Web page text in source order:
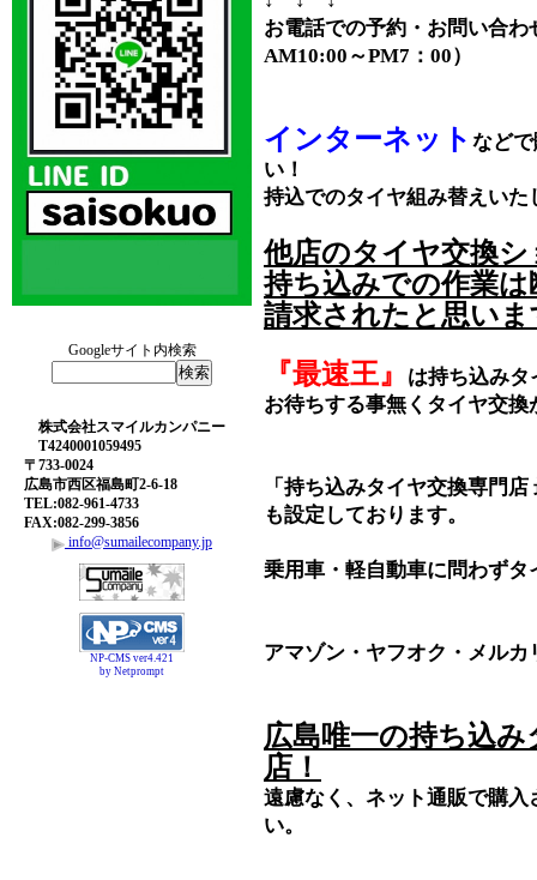
Googleサイト内検索
株式会社スマイルカンパニー
T4240001059495
〒733-0024
広島市西区福島町2-6-18
TEL:082-961-4733
FAX:082-299-3856
info@sumailecompany.jp
NP-CMS ver4.421
by Netprompt
お電話での予約・お問い合
AM10:00～PM7：00）
インターネット など
い！
持込でのタイヤ組み替えいた
他店のタイヤ交換
持ち込みでの作業
請求されたと思いま
『最速王』
は持ち込み
お待ちする事無くタイヤ交換
「持ち込みタイヤ交換専門
も設定しております。
乗用車・軽自動車に問わずタ
アマゾン・ヤフオク・メル
広島唯一の持ち込
店！
遠慮なく、ネット通販で購
い。